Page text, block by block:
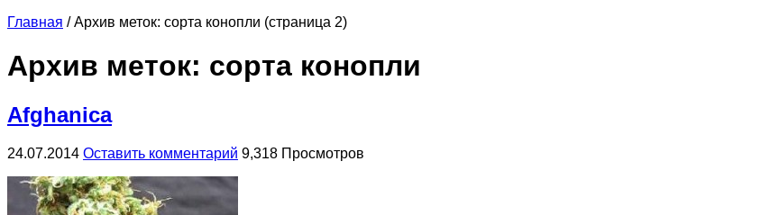
Главная /Архив меток: сорта конопли (страница 2)
Архив меток: сорта конопли
Afghanica
24.07.2014 Оставить комментарий 9,318 Просмотров